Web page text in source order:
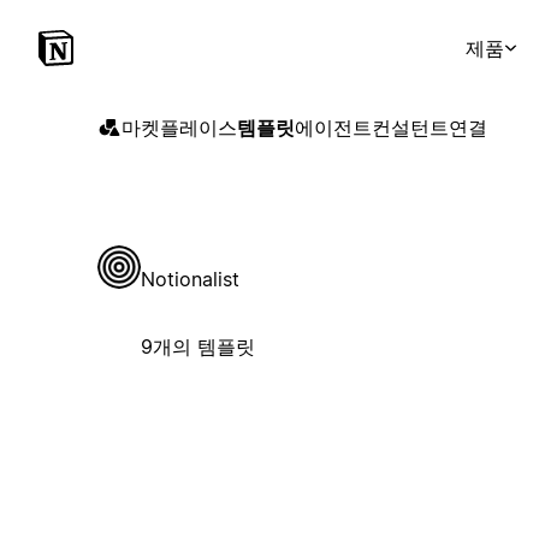
제품
마켓플레이스템플릿에이전트컨설턴트연결
Notionalist
9개의 템플릿